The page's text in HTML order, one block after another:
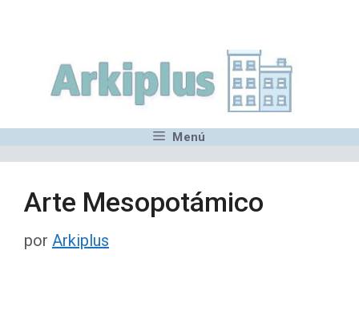
contenido
Menú
Arte Mesopotámico
por Arkiplus